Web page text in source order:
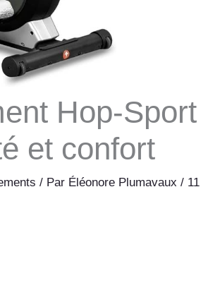
Hop-Sport
et confort
/ Par Éléonore Plumavaux/ 11